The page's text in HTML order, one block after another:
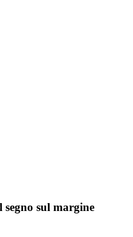
segno sul margine